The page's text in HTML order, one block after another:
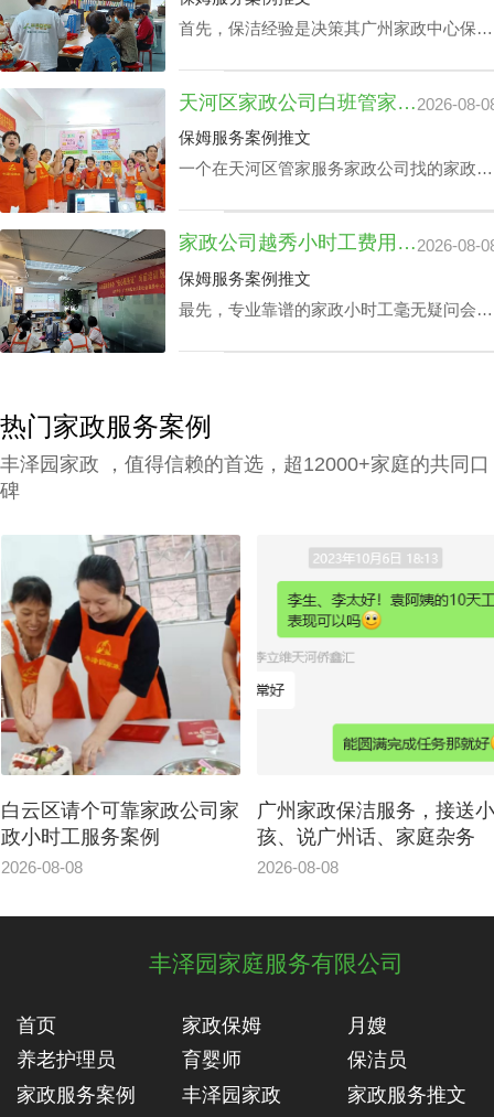
丰泽园将用HR下文文章做展开。
首先，保洁经验是决策其广州家政中心保洁
育等，保洁个人独特性增加，其广州家政中
心保洁24小时价格表也会增加。
天河区家政公司白班管家价格：公司声誉引导的收费标准2026-08-
保姆服务案例推文
一个在天河区管家服务家政公司找的家政管
扫卧室、洗衣、洗碗、熨衣等日常事务，还
可以照护老人及带孩子放学，让工作热情高
的人更专心致力工作，那天河区家政公司白
家政公司越秀小时工费用：业务专业技能真的影响吗？2026-08-
保姆服务案例推文
最先，专业靠谱的家政小时工毫无疑问会比
孩子学习等，个体能量越高，家政公司越秀
小时工费用自然越高。
热门家政服务案例
丰泽园家政 ，值得信赖的首选，超12000+家庭的共同口
碑
白云区请个可靠家政公司家
政小时工服务案例
2026-08-08
广州家政保洁服务，接送小
孩、说广州话、家庭杂务
2026-08-08
丰泽园家庭服务有限公司
首页 家政保姆
月嫂
养老护理员
育婴师
保洁员
家政服务案例
丰泽园家政
家政服务推文